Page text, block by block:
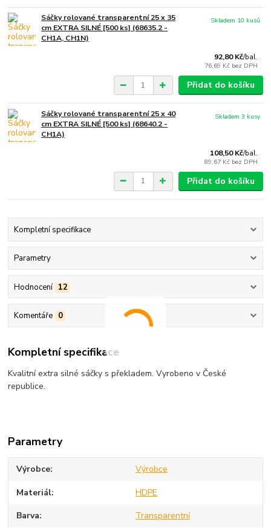
Sáčky rolované transparentní 25 x 35
cm EXTRA SILNÉ [500 ks] (68635.2 -
CH1A, CH1N)
92,80 Kč/bal.
76,69 Kč bez DPH
Skladem 10 kusů
Přidat do košíku
Sáčky rolované transparentní 25 x 40
cm EXTRA SILNÉ [500 ks] (68640.2 -
CH1A)
108,50 Kč/bal.
89,67 Kč bez DPH
Skladem 3 kusy
Přidat do košíku
Kompletní specifikace
Parametry
Hodnocení 12
Komentáře 0
Kompletní specifikace
Kvalitní extra silné sáčky s překladem. Vyrobeno v České
republice.
Parametry
Výrobce Výrobce
Materiál HDPE
Barva Transparentní